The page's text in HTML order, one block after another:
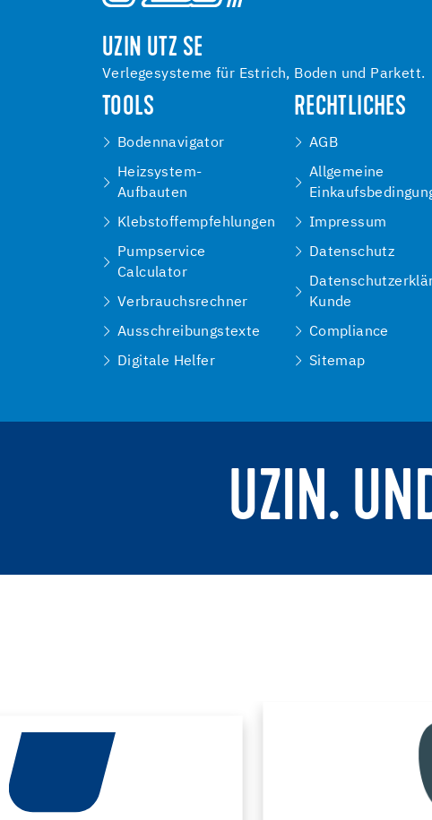
UZIN UTZ SE
Verlegesysteme für Estrich, Boden und Parkett.
TOOLS
Bodennavigator
Heizsystem-
Aufbauten
Klebstoffempfehlungen
Pumpservice
Calculator
Verbrauchsrechner
Ausschreibungstexte
Digitale Helfer
RECHTLICHES
AGB
Allgemeine
Impressum
Datenschutz
Kunde
Compliance
Sitemap
UZIN.